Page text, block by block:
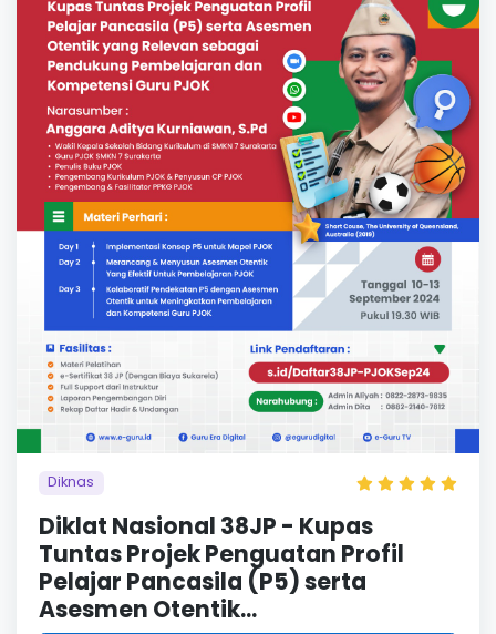
Diknas
Diklat Nasional 38JP - Kupas
Tuntas Projek Penguatan Profil
Pelajar Pancasila (P5) serta
Asesmen Otentik...